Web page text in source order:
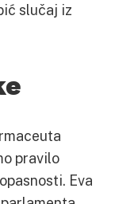
slučaj iz
pravilo
Eva